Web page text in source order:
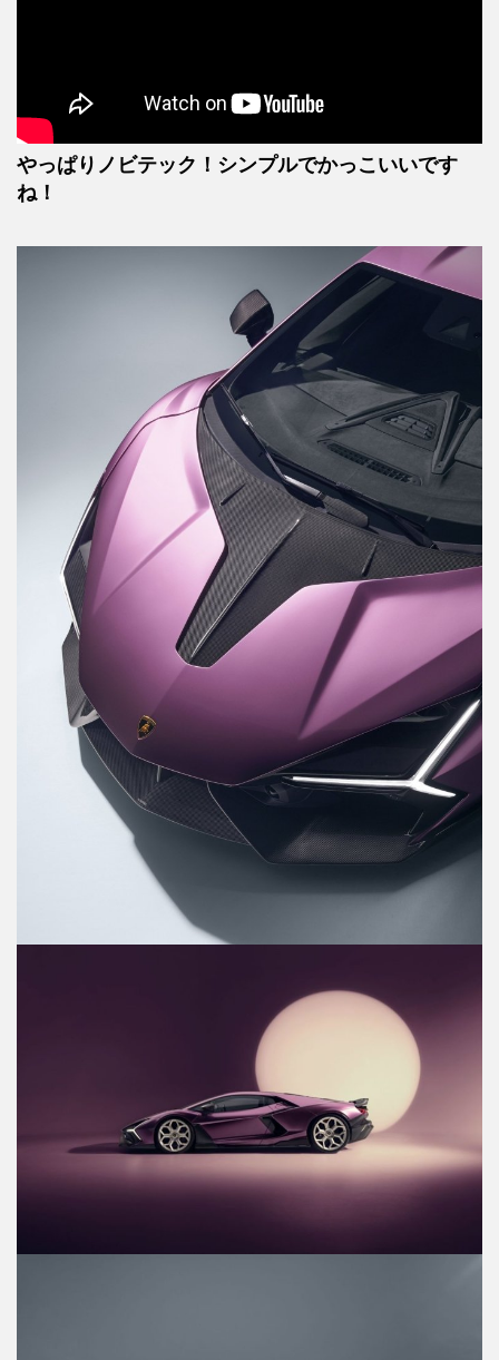
やっぱりノビテック！シンプルでかっこいいです
ね！